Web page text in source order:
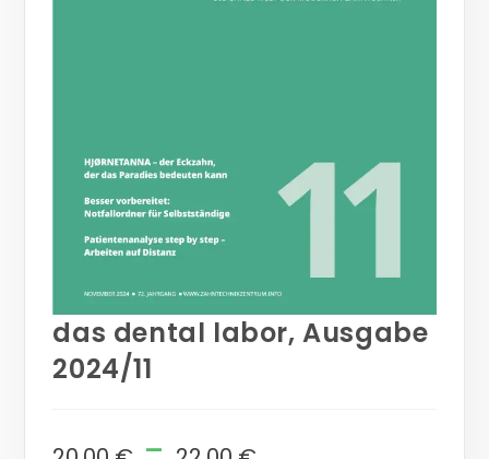
das dental labor, Ausgabe
2024/11